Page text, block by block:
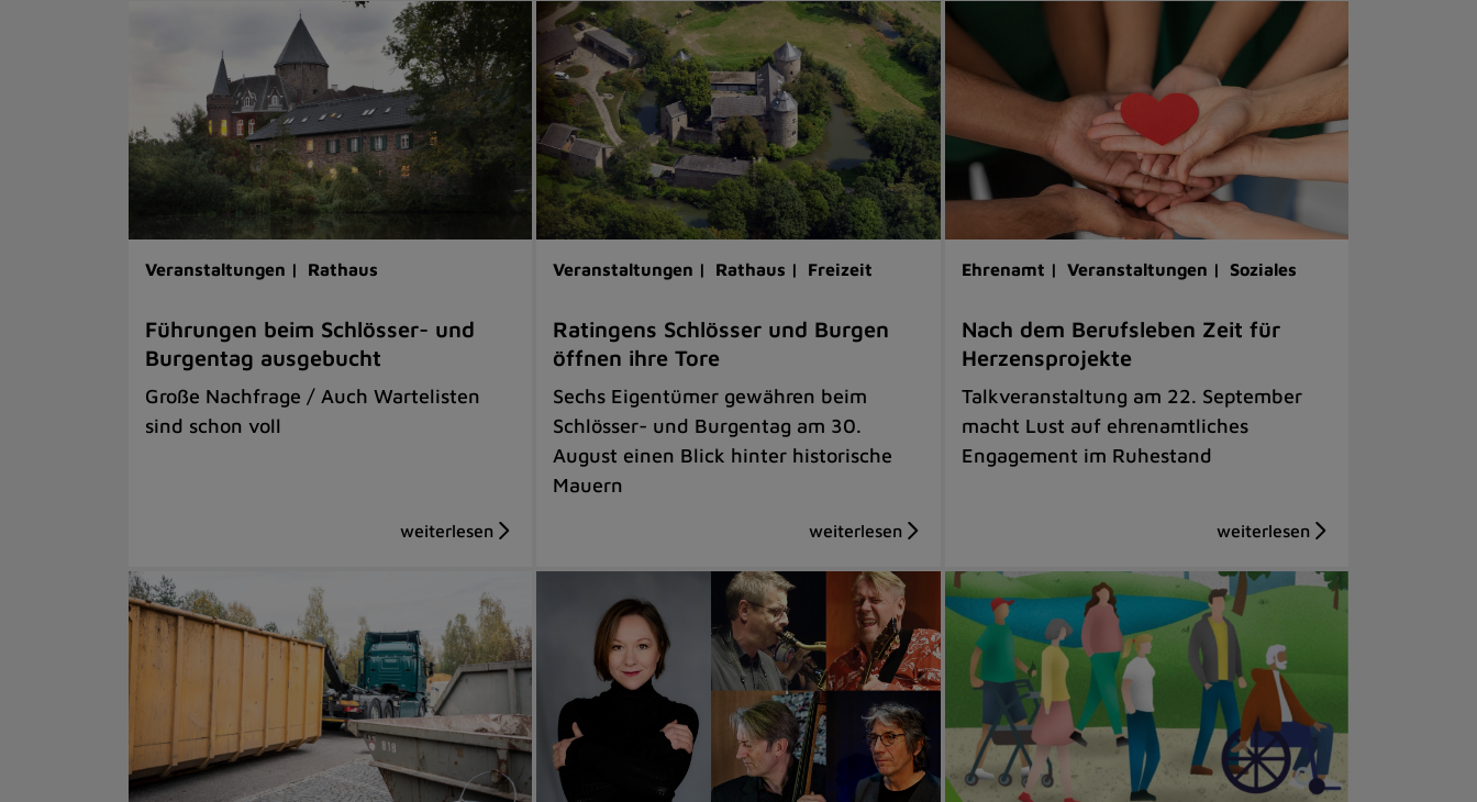
Veranstaltungen | Rathaus
Führungen beim Schlösser- und
Burgentag ausgebucht
Große Nachfrage / Auch Wartelisten
sind schon voll
Veranstaltungen | Rathaus | Freizeit
Ratingens Schlösser und Burgen
öffnen ihre Tore
Sechs Eigentümer gewähren beim
Schlösser- und Burgentag am 30.
August einen Blick hinter historische
Mauern
Ehrenamt | Veranstaltungen | Soziales
Nach dem Berufsleben Zeit für
Herzensprojekte
Talkveranstaltung am 22. September
macht Lust auf ehrenamtliches
Engagement im Ruhestand